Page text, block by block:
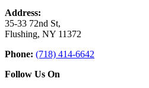
Address:
35-33 72nd St,
Flushing, NY 11372
Phone: (718) 414-6642
Follow Us On